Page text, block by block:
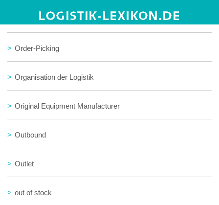
Order-Lines
> Order-Picking
> Organisation der Logistik
> Original Equipment Manufacturer
> Outbound
> Outlet
> out of stock